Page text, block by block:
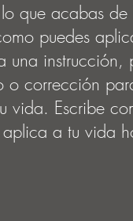
que acabas de
puedes
una instrucción,
o corrección
vida. Escribe
a tu vida